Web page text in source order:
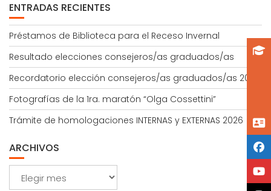
ENTRADAS RECIENTES
Préstamos de Biblioteca para el Receso Invernal
Resultado elecciones consejeros/as graduados/as
Recordatorio elección consejeros/as graduados/as 2026
Fotografías de la 1ra. maratón “Olga Cossettini”
Trámite de homologaciones INTERNAS y EXTERNAS 2026
ARCHIVOS
Archivos